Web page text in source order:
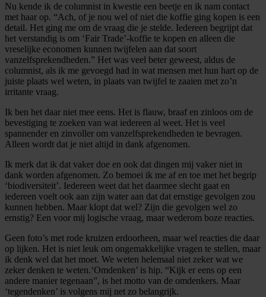
Nu kende ik de columnist in kwestie een beetje en ik nam contact
met haar op. “Ach, of je nou wel of niet die koffie ging kopen is een
detail. Het ging me om de vraag die je stelde. Iedereen begrijpt dat
het verstandig is om ‘Fair Trade’-koffie te kopen en alleen die
vreselijke economen kunnen twijfelen aan dat soort
vanzelfsprekendheden.” Het was veel beter geweest, aldus de
columnist, als ik me gevoegd had in wat mensen met hun hart op de
juiste plaats wel weten, in plaats van twijfel te zaaien met zo’n
irritante vraag.
Ik ben het daar niet mee eens. Het is flauw, braaf en zinloos om de
bevestiging te zoeken van wat iedereen al weet. Het is veel
spannender en zinvoller om vanzelfsprekendheden te bevragen.
Alleen wordt dat je niet altijd in dank afgenomen.
Ik merk dat ik dat vaker doe en ook dat dingen mij vaker niet in
dank worden afgenomen. Zo bemoei ik me af en toe met het begrip
‘biodiversiteit’. Iedereen weet dat het daarmee slecht gaat en
iedereen voelt ook aan zijn water aan dat dat ernstige gevolgen zou
kunnen hebben. Maar klopt dat wel? Zijn die gevolgen wel zo
ernstig? Een voor mij logische vraag, maar wederom boze reacties.
Geen foto’s met rode kruizen erdoorheen, maar wel reacties die daar
op lijken. Het is niet leuk om ongemakkelijke vragen te stellen, maar
ik denk wel dat het moet. We weten helemaal niet zeker wat we
zeker denken te weten.‘Omdenken’ is hip. “Kijk er eens op een
andere manier tegenaan”, is het motto van de omdenkers. Maar
‘tegendenken’ is volgens mij net zo belangrijk.